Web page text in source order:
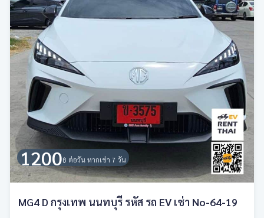
1200฿ ต่อวัน หากเช่า 7 วัน
MG4 D กรุงเทพ นนทบุรี รหัส รถ EV เช่า No-64-19